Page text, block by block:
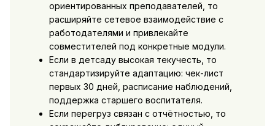
ориентированных преподавателей, то
расширяйте сетевое взаимодействие с
работодателями и привлекайте
совместителей под конкретные модули.
Если в детсаду высокая текучесть, то
стандартизируйте адаптацию: чек-лист
первых 30 дней, расписание наблюдений,
поддержка старшего воспитателя.
Если перегруз связан с отчётностью, то